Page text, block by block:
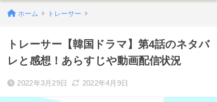
ホーム トレーサー
トレーサー【韓国ドラマ】第4話のネタバ
レと感想！あらすじや動画配信状況
2022年3月29日 2022年4月9日